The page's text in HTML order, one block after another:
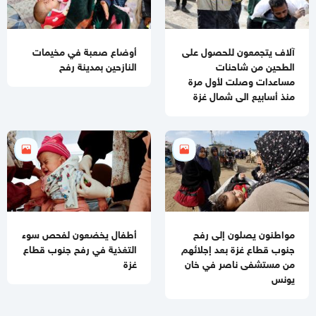
آلاف يتجمعون للحصول على
الطحين من شاحنات
مساعدات وصلت لأول مرة
منذ أسابيع الى شمال غزة
أوضاع صعبة في مخيمات
النازحين بمدينة رفح
مواطنون يصلون إلى رفح
جنوب قطاع غزة بعد إجلائهم
من مستشفى ناصر في خان
يونس
أطفال يخضعون لفحص سوء
التغذية في رفح جنوب قطاع
غزة